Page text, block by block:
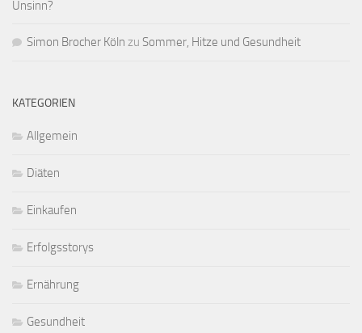
Unsinn?
Simon Brocher Köln zu Sommer, Hitze und Gesundheit
KATEGORIEN
Allgemein
Diäten
Einkaufen
Erfolgsstorys
Ernährung
Gesundheit